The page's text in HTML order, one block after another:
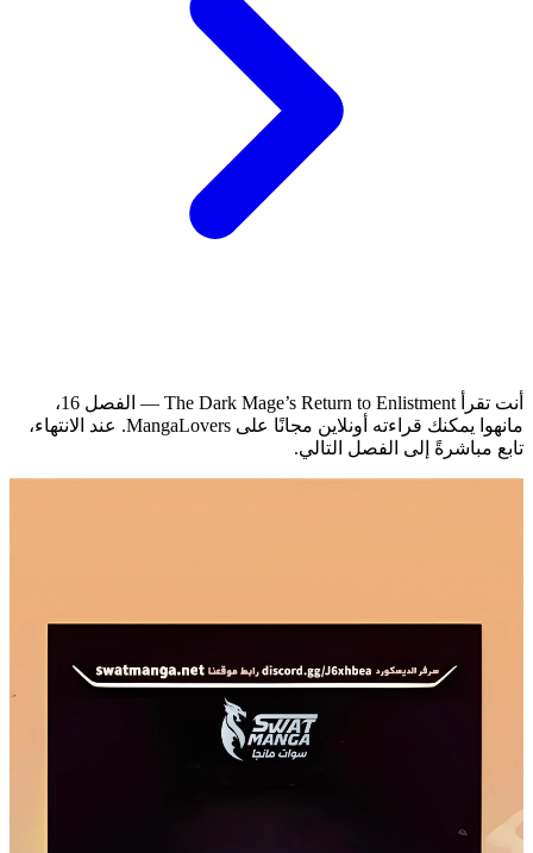
أنت تقرأ The Dark Mage’s Return to Enlistment — الفصل 16،
مانهوا يمكنك قراءته أونلاين مجانًا على MangaLovers.
عند الانتهاء،
تابع مباشرةً إلى الفصل التالي.